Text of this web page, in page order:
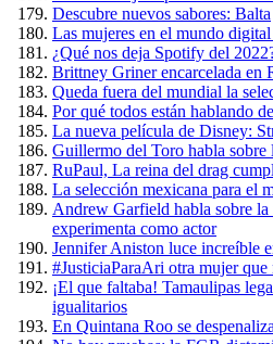
Descubre nuevos sabores: Balta
Las mujeres en el mundo digital
¿Qué nos deja Spotify del
Brittney Griner encarcelada en
Queda fuera del mundial la
Por qué todos están hablando
La nueva película de Disney:
Guillermo del Toro habla
RuPaul, La reina del drag
La selección mexicana para el
Andrew Garfield habla sobre la
experimenta como actor
Jennifer Aniston luce increíble
#JusticiaParaAri otra mujer que
¡El que faltaba! Tamaulipas
igualitarios
En Quintana Roo se